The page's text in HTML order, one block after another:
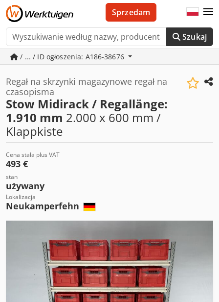
Szukaj
Sprzedam
/ ... / ID ogłoszenia: A186-38676
Regał na skrzynki magazynowe regał na
czasopisma
Stow Midirack / Regallänge:
1.910 mm 2.000 x 600 mm /
Klappkiste
Cena stała plus VAT
493 €
stan
używany
Lokalizacja
Neukamperfehn